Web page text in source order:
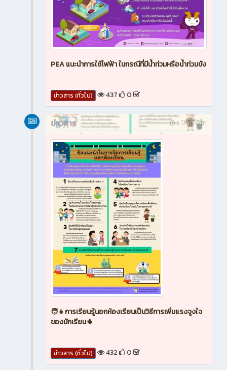
PEA แนะนำการใช้ไฟฟ้า ในกรณีที่มีน้ำท่วมหรือน้ำท่วมขัง
ข่าวสาร (ทั่วไป) 437 0
2 ปี ที่ผ่านมา
ข่าวสาร
🧑👧การเรียนรู้นอกห้องเรียนเป็นวิธีการเพิ่มแรงจูงใจ
ของนักเรียน🌵
ข่าวสาร (ทั่วไป) 432 0